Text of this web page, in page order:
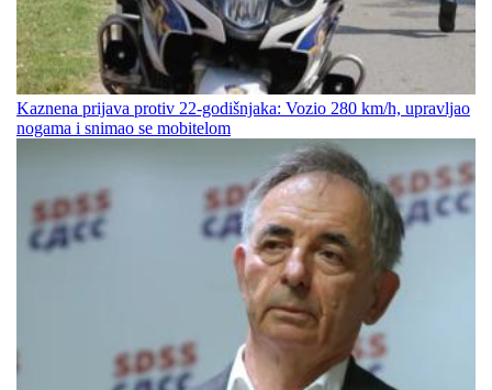
Kaznena prijava protiv 22-godišnjaka: Vozio 280 km/h, upravljao
nogama i snimao se mobitelom